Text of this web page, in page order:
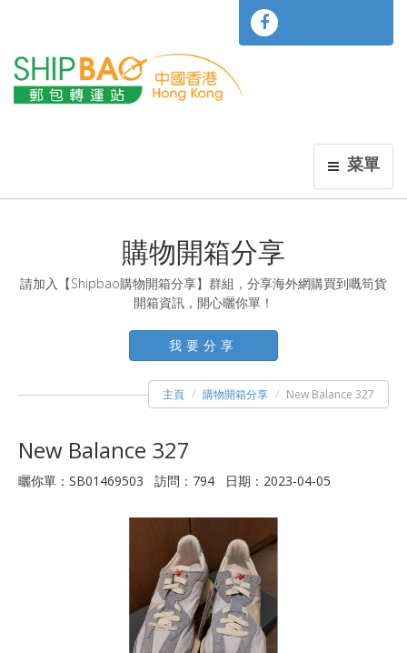
菜單
購物開箱分享
請加入【Shipbao購物開箱分享】群組，分享海外網購買到嘅筍貨
開箱資訊，開心曬你單！
我要分享
主頁 購物開箱分享 New Balance 327
New Balance 327
曬你單：SB01469503 訪問：794 日期：2023-04-05